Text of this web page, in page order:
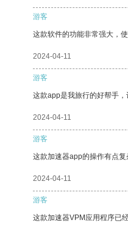
游客
这款软件的功能非常强大，使
2024-04-11
游客
这款app是我旅行的好帮手
2024-04-11
游客
这款加速器app的操作有点
2024-04-11
游客
这款加速器VPM应用程序已